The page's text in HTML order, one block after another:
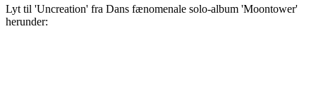
Lyt til 'Uncreation' fra Dans fænomenale solo-album 'Moontower'
herunder: